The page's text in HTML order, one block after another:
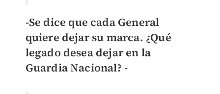
-Se dice que cada General
quiere dejar su marca. ¿Qué
legado desea dejar en la
Guardia Nacional? -